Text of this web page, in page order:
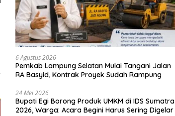
6 Agustus 2026
Pemkab Lampung Selatan Mulai Tangani Jalan
RA Basyid, Kontrak Proyek Sudah Rampung
24 Mei 2026
Bupati Egi Borong Produk UMKM di IDS Sumatra
2026, Warga: Acara Begini Harus Sering Digelar